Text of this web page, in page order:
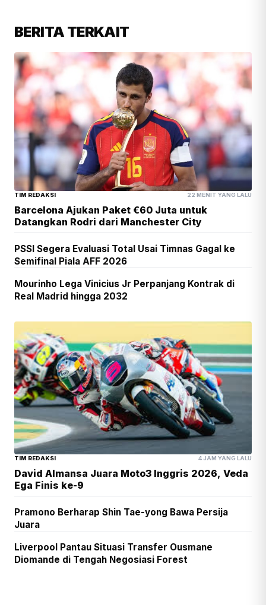
BERITA TERKAIT
TIM REDAKSI 22 MENIT YANG LALU
Barcelona Ajukan Paket €60 Juta untuk
Datangkan Rodri dari Manchester City
PSSI Segera Evaluasi Total Usai Timnas Gagal ke
Semifinal Piala AFF 2026
Mourinho Lega Vinicius Jr Perpanjang Kontrak di
Real Madrid hingga 2032
TIM REDAKSI 4 JAM YANG LALU
David Almansa Juara Moto3 Inggris 2026, Veda
Ega Finis ke-9
Pramono Berharap Shin Tae-yong Bawa Persija
Juara
Liverpool Pantau Situasi Transfer Ousmane
Diomande di Tengah Negosiasi Forest